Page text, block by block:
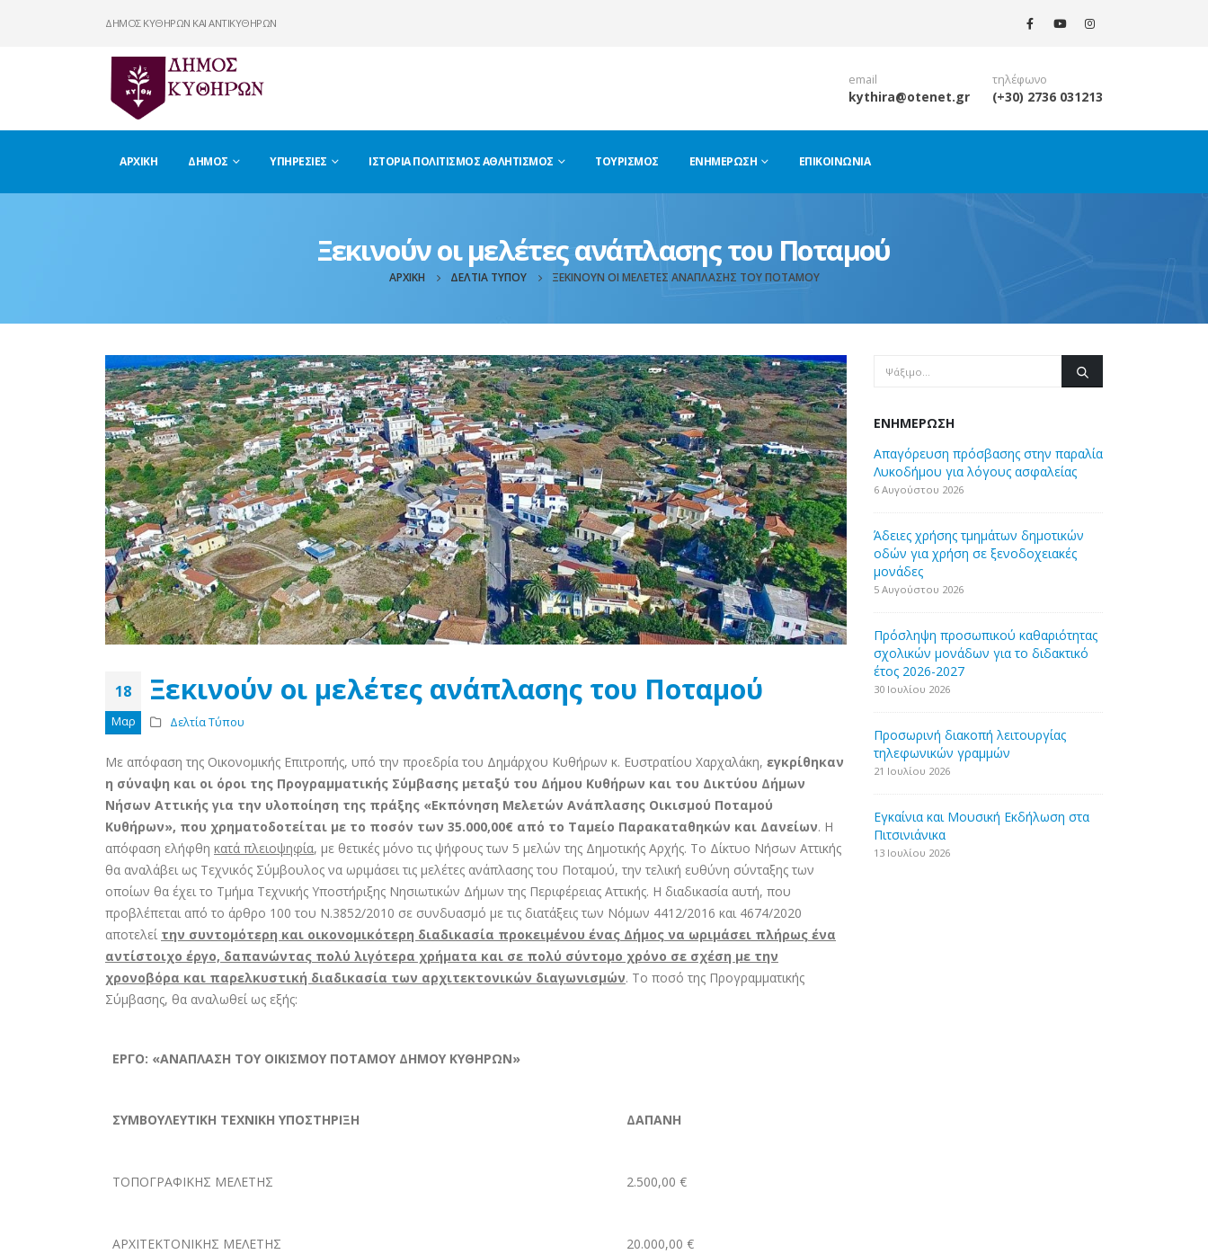
ΔΗΜΟΣ ΚΥΘΗΡΩΝ ΚΑΙ ΑΝΤΙΚΥΘΗΡΩΝ
email
kythira@otenet.gr
τηλέφωνο
(+30) 2736 031213
ΑΡΧΙΚΉ ΔΉΜΟΣ ΥΠΗΡΕΣΊΕΣ ΙΣΤΟΡΊΑ ΠΟΛΙΤΙΣΜΌΣ ΑΘΛΗΤΙΣΜΌΣ ΤΟΥΡΙΣΜΌΣ ΕΝΗΜΈΡΩΣΗ ΕΠΙΚΟΙΝΩΝΊΑ
Ξεκινούν οι μελέτες ανάπλασης του Ποταμού
ΑΡΧΙΚΉ ΔΕΛΤΊΑ ΤΎΠΟΥ ΞΕΚΙΝΟΎΝ ΟΙ ΜΕΛΈΤΕΣ ΑΝΆΠΛΑΣΗΣ ΤΟΥ ΠΟΤΑΜΟΎ
18
Μαρ
Ξεκινούν οι μελέτες ανάπλασης του Ποταμού
Δελτία Τύπου
Με απόφαση της Οικονομικής Επιτροπής, υπό την προεδρία του Δημάρχου Κυθήρων κ. Ευστρατίου Χαρχαλάκη, εγκρίθηκαν
η σύναψη και οι όροι της Προγραμματικής Σύμβασης μεταξύ του Δήμου Κυθήρων και του Δικτύου Δήμων
Νήσων Αττικής για την υλοποίηση της πράξης «Εκπόνηση Μελετών Ανάπλασης Οικισμού Ποταμού
Κυθήρων», που χρηματοδοτείται με το ποσόν των 35.000,00€ από το Ταμείο Παρακαταθηκών και Δανείων. Η
απόφαση ελήφθη κατά πλειοψηφία, με θετικές μόνο τις ψήφους των 5 μελών της Δημοτικής Αρχής. Το Δίκτυο Νήσων Αττικής
θα αναλάβει ως Τεχνικός Σύμβουλος να ωριμάσει τις μελέτες ανάπλασης του Ποταμού, την τελική ευθύνη σύνταξης των
οποίων θα έχει το Τμήμα Τεχνικής Υποστήριξης Νησιωτικών Δήμων της Περιφέρειας Αττικής. Η διαδικασία αυτή, που
προβλέπεται από το άρθρο 100 του Ν.3852/2010 σε συνδυασμό με τις διατάξεις των Νόμων 4412/2016 και 4674/2020
αποτελεί την συντομότερη και οικονομικότερη διαδικασία προκειμένου ένας Δήμος να ωριμάσει πλήρως ένα
αντίστοιχο έργο, δαπανώντας πολύ λιγότερα χρήματα και σε πολύ σύντομο χρόνο σε σχέση με την
χρονοβόρα και παρελκυστική διαδικασία των αρχιτεκτονικών διαγωνισμών. Το ποσό της Προγραμματικής
Σύμβασης, θα αναλωθεί ως εξής:
ΕΡΓΟ: «ΑΝΑΠΛΑΣΗ ΤΟΥ ΟΙΚΙΣΜΟΥ ΠΟΤΑΜΟΥ ΔΗΜΟΥ ΚΥΘΗΡΩΝ»
ΣΥΜΒΟΥΛΕΥΤΙΚΗ ΤΕΧΝΙΚΗ ΥΠΟΣΤΗΡΙΞΗ ΔΑΠΑΝΗ
ΤΟΠΟΓΡΑΦΙΚΗΣ ΜΕΛΕΤΗΣ 2.500,00 €
ΑΡΧΙΤΕΚΤΟΝΙΚΗΣ ΜΕΛΕΤΗΣ 20.000,00 €
ΕΝΗΜΈΡΩΣΗ
Απαγόρευση πρόσβασης στην παραλία
Λυκοδήμου για λόγους ασφαλείας
6 Αυγούστου 2026
Άδειες χρήσης τμημάτων δημοτικών
οδών για χρήση σε ξενοδοχειακές
μονάδες
5 Αυγούστου 2026
Πρόσληψη προσωπικού καθαριότητας
σχολικών μονάδων για το διδακτικό
έτος 2026-2027
30 Ιουλίου 2026
Προσωρινή διακοπή λειτουργίας
τηλεφωνικών γραμμών
21 Ιουλίου 2026
Εγκαίνια και Μουσική Εκδήλωση στα
Πιτσινιάνικα
13 Ιουλίου 2026